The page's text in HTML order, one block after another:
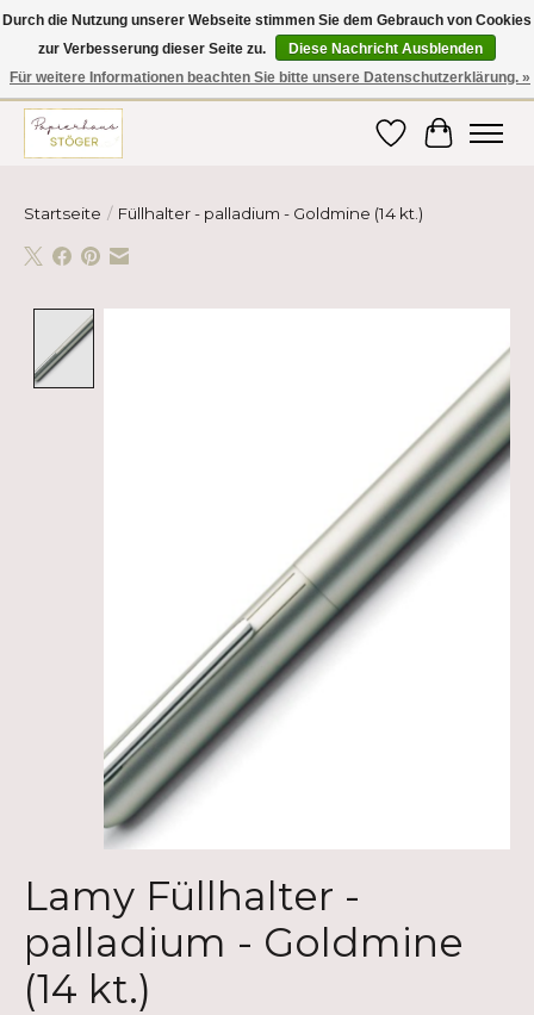
Hier finden Sie hochwertige Produkte im Bereich Schule, Büro, Papier,
Schreiben und vieles mehr! Erhalten Sie Ihre Bestellung bequem nach
Hause oder ins Büro geliefert!
Wunschzettel
Ihr
Startseite / Füllhalter - palladium - Goldmine (14 kt.)
Lamy Füllhalter -
palladium - Goldmine
(14 kt.)
Durch die Nutzung unserer Webseite stimmen Sie dem Gebrauch von Cookies
zur Verbesserung dieser Seite zu.
Diese Nachricht Ausblenden
Für weitere Informationen beachten Sie bitte unsere Datenschutzerklärung. »